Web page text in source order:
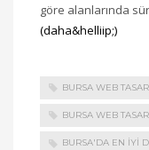
göre alanlarında
(daha&helliip;)
BURSA WEB
BURSA WEB
BURSA'DA EN IYI